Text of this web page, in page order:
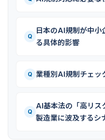
Q
日本のAI規制が中小
る具体的影響
Q 業種別AI規制チェッ
Q
AI基本法の「高リス
製造業に波及するシ